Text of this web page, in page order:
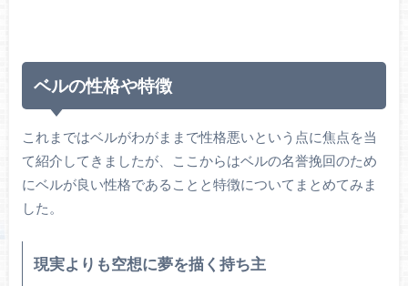
ベルの性格や特徴
これまではベルがわがままで性格悪いという点に焦点を当
て紹介してきましたが、ここからはベルの名誉挽回のため
にベルが良い性格であることと特徴についてまとめてみま
した。
現実よりも空想に夢を描く持ち主